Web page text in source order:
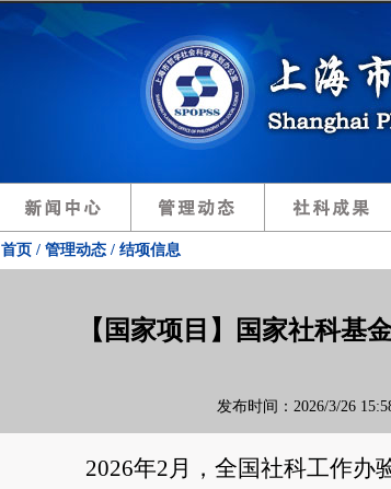
首页 / 管理动态 / 结项信息
【国家项目】国家社科基
发布时间：2026/3/
2026年2月 ，全国社科工作办